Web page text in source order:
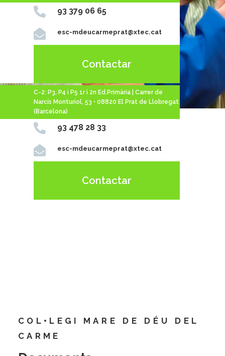
 93 379 06 65
 esc-mdeucarmeprat@xtec.cat
Contactar
C-2: P3, P4 i P5 1r i 2n Ed.Primària | Carrer de
Narcís Monturiol, 53 • 08820 El Prat de Llobregat
(Barcelona)
 93 478 28 33
 esc-mdeucarmeprat@xtec.cat
Contactar
COL•LEGI MARE DE DÉU DEL
CARME